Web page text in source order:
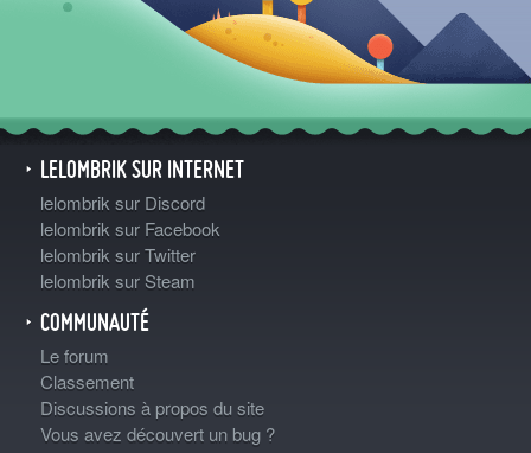
LELOMBRIK SUR INTERNET
lelombrik sur Discord
lelombrik sur Facebook
lelombrik sur Twitter
lelombrik sur Steam
COMMUNAUTÉ
Le forum
Classement
Discussions à propos du site
Vous avez découvert un bug ?